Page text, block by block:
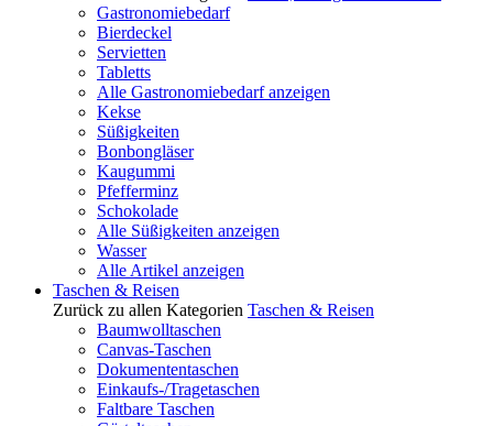
Gastronomiebedarf
Bierdeckel
Servietten
Tabletts
Alle Gastronomiebedarf anzeigen
Kekse
Süßigkeiten
Bonbongläser
Kaugummi
Pfefferminz
Schokolade
Alle Süßigkeiten anzeigen
Wasser
Alle Artikel anzeigen
Taschen & Reisen
Zurück zu allen Kategorien Taschen & Reisen
Baumwolltaschen
Canvas-Taschen
Dokumententaschen
Einkaufs-/Tragetaschen
Faltbare Taschen